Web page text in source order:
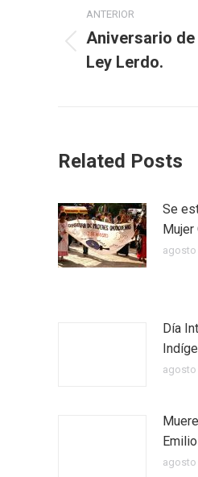
ANTERIOR
Aniversario de
Ley Lerdo.
Related Posts
Se
Mujer
agosto
Día
agosto
agosto